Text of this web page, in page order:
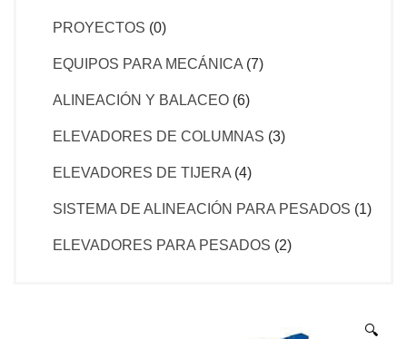
PROYECTOS (0)
EQUIPOS PARA MECÁNICA (7)
ALINEACIÓN Y BALACEO (6)
ELEVADORES DE COLUMNAS (3)
ELEVADORES DE TIJERA (4)
SISTEMA DE ALINEACIÓN PARA PESADOS (1)
ELEVADORES PARA PESADOS (2)
🔍